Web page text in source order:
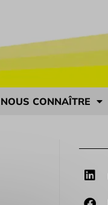
NOUS CONNAÎTRE